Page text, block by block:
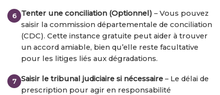
Tenter une conciliation (Optionnel) – Vous pouvez
saisir la commission départementale de conciliation
(CDC). Cette instance gratuite peut aider à trouver
un accord amiable, bien qu’elle reste facultative
pour les litiges liés aux dégradations.
Saisir le tribunal judiciaire si nécessaire – Le délai de
prescription pour agir en responsabilité